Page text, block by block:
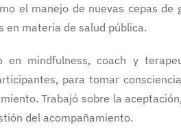
el manejo de nuevas cepas de
en materia de salud pública.
en mindfulness, coach y
para tomar
Trabajó sobre la
del acompañamiento.